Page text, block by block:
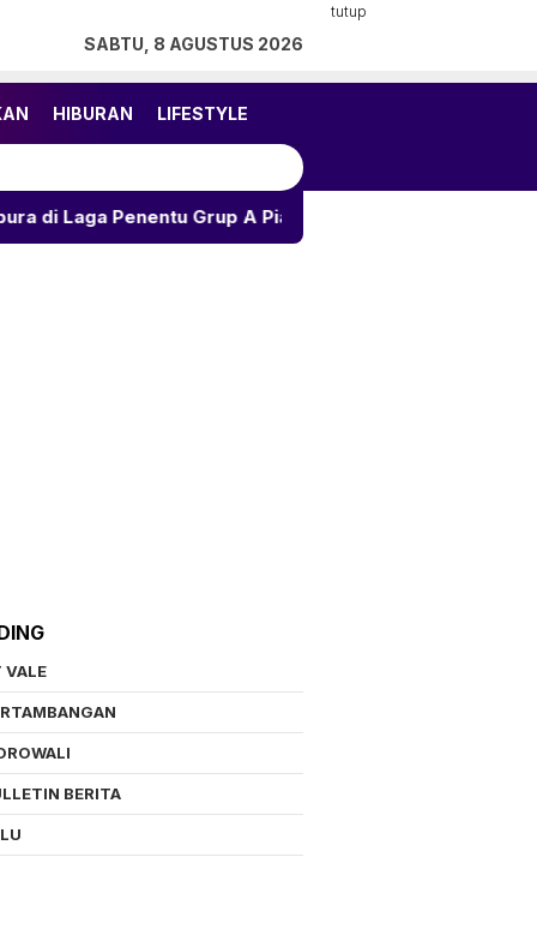
tutup
SABTU, 8 AGUSTUS 2026
HIBURAN LIFESTYLE
Grup A Piala AFF 2026
VALE
BERITA